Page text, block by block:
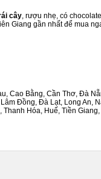
cây, rượu nhẹ, có
Giang gần nhất để mua
Cao Bằng, Cần Thơ, Đà
Đồng, Đà Lạt, Long An,
Hóa, Huế, Tiền